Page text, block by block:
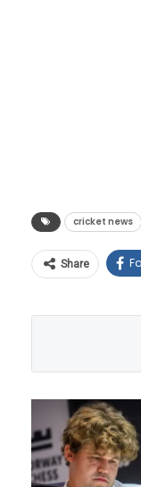
होते.
cricket news
Share